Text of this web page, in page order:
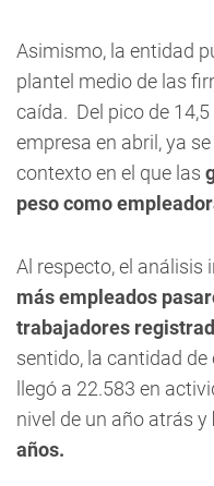
Asimismo, la entidad
plantel medio de las
caída. Del pico de
empresa en abril, ya
contexto en el que las
peso como
Al respecto, el análisis
más empleados
trabajadores
sentido, la cantidad
llegó a 22.583 en
nivel de un año atrás y
años.